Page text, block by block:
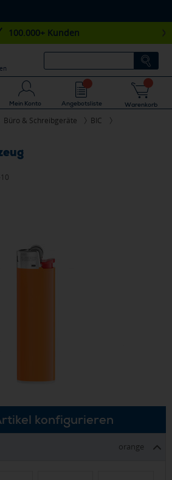
100.000+ Kunden
Mein Konto Angebotsliste Warenkorb
Büro & Schreibgeräte
BIC
konfigurieren
orange